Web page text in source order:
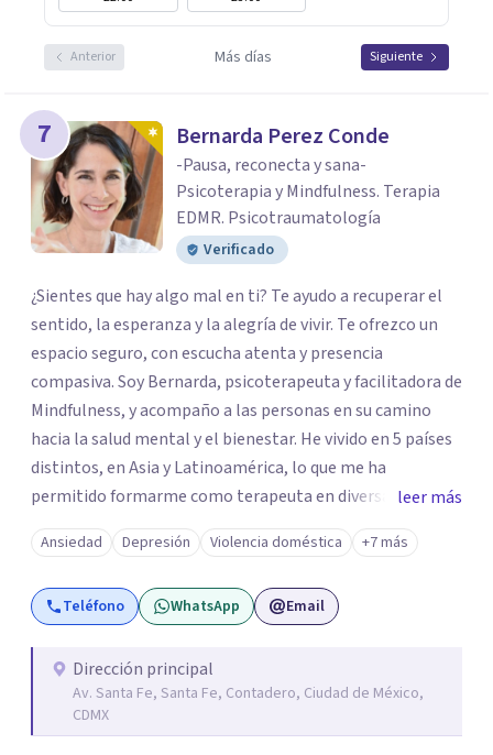
Anterior Más días Siguiente
7 Bernarda Perez Conde
-Pausa, reconecta y sana-
Psicoterapia y Mindfulness. Terapia
EDMR. Psicotraumatología
Verificado
¿Sientes que hay algo mal en ti? Te ayudo a recuperar el
sentido, la esperanza y la alegría de vivir. Te ofrezco un
espacio seguro, con escucha atenta y presencia
compasiva. Soy Bernarda, psicoterapeuta y facilitadora de
Mindfulness, y acompaño a las personas en su camino
hacia la salud mental y el bienestar. He vivido en 5 países
distintos, en Asia y Latinoamérica, lo que me ha
permitido formarme como terapeuta en diversas
técnicas e idiomas y trabajar con personas de un amplio
espectro de culturas, historias y profesiones. Al ser
promotora de Mindfulness como habilitador para una
vida más satisfactoria, mi proceso de psicoterapia se
para explorar tus procesos mentales y emocionales con
mayor claridad, perspectiva y amabilidad.
leer más
Ansiedad Depresión Violencia doméstica +7 más
Teléfono WhatsApp Email
Dirección principal
Av. Santa Fe, Santa Fe, Contadero, Ciudad de México,
CDMX